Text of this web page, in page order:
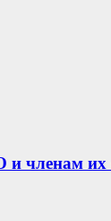
и членам